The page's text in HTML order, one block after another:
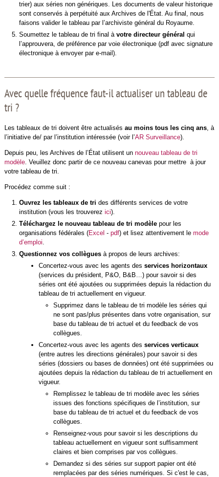
trier) aux séries non génériques. Les documents de valeur historique
sont conservés à perpétuité aux Archives de l'État. Au final, nous
faisons valider le tableau par l’archiviste général du Royaume.
Soumettez le tableau de tri final à votre directeur général qui
l’approuvera, de préférence par voie électronique (pdf avec signature
électronique à envoyer par e-mail).
Avec quelle fréquence faut-il actualiser un tableau de
tri ?
Les tableaux de tri doivent être actualisés au moins tous les cinq ans, à
l’initiative de/ par l’institution intéressée (voir l’AR Surveillance).
Depuis peu, les Archives de l’État utilisent un nouveau tableau de tri
modèle. Veuillez donc partir de ce nouveau canevas pour mettre à jour
votre tableau de tri.
Procédez comme suit :
Ouvrez les tableaux de tri des différents services de votre
institution (vous les trouverez ici).
Téléchargez le nouveau tableau de tri modèle pour les
organisations fédérales (Excel - pdf) et lisez attentivement le mode
d’emploi
Questionnez vos collègues à propos de leurs archives:
Concertez-vous avec les agents des services horizontaux
(services du président, P&O, B&B…) pour savoir si des
séries ont été ajoutées ou supprimées depuis la rédaction du
tableau de tri actuellement en vigueur.
Supprimez dans le tableau de tri modèle les séries qui
ne sont pas/plus présentes dans votre organisation, sur
base du tableau de tri actuel et du feedback de vos
collègues.
Concertez-vous avec les agents des services verticaux
(entre autres les directions générales) pour savoir si des
séries (dossiers ou bases de données) ont été supprimées ou
ajoutées depuis la rédaction du tableau de tri actuellement en
vigueur.
Remplissez le tableau de tri modèle avec les séries
issues des fonctions spécifiques de l’institution, sur
base du tableau de tri actuel et du feedback de vos
collègues.
Renseignez-vous pour savoir si les descriptions du
tableau actuellement en vigueur sont suffisamment
claires et bien comprises par vos collègues.
Demandez si des séries sur support papier ont été
remplacées par des séries numériques. Si c'est le cas,